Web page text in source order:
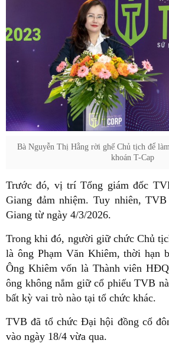
Bà Nguyễn Thị Hằng rời ghế Chủ tịch để
khoán T-Cap
Trước đó, vị trí Tổng giám đốc
Giang đảm nhiệm. Tuy nhiên,
Giang từ ngày 4/3/2026.
Trong khi đó, người giữ chức Chủ
là ông Phạm Văn Khiêm, thời hạn
Ông Khiêm vốn là Thành viên
ông không nắm giữ cổ phiếu TVB
bất kỳ vai trò nào tại tổ chức khác.
TVB đã tổ chức Đại hội đồng cổ
vào ngày 18/4 vừa qua.